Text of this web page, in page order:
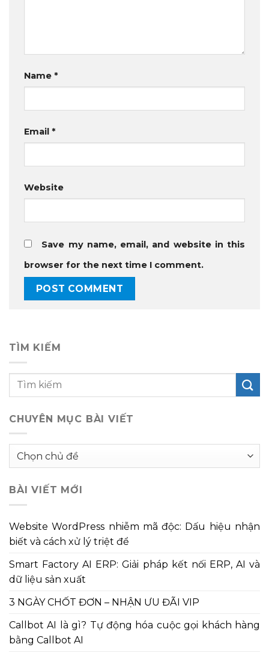
Name *
Email *
Website
Save my name, email, and website in this
browser for the next time I comment.
TÌM KIẾM
CHUYÊN MỤC BÀI VIẾT
Chuyên
viết
BÀI VIẾT MỚI
Website WordPress nhiễm mã độc: Dấu hiệu nhận
biết và cách xử lý triệt để
Smart Factory AI ERP: Giải pháp kết nối ERP, AI và
dữ liệu sản xuất
3 NGÀY CHỐT ĐƠN – NHẬN ƯU ĐÃI VIP
Callbot AI là gì? Tự động hóa cuộc gọi khách hàng
bằng Callbot AI